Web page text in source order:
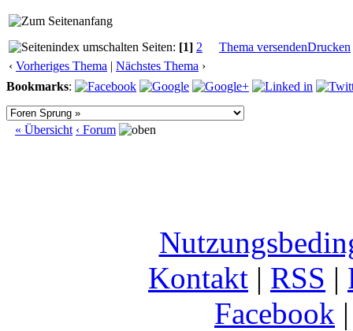
Seiten: [1] 2 Thema versendenDrucken
‹ Vorheriges Thema | Nächstes Thema ›
Bookmarks:
« Übersicht ‹ Forum
Kontakt | RSS |
Facebook